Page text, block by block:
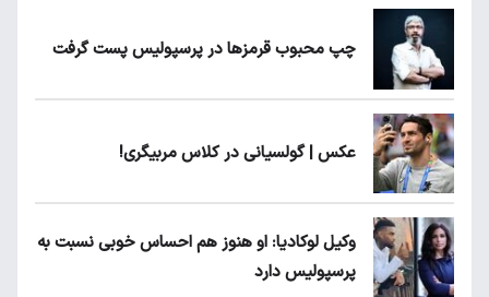
چپ محبوب قرمزها در پرسپولیس پست گرفت
عکس | گولسیانی در کلاس مربیگری!
وکیل لوکادیا: او هنوز هم احساس خوبی نسبت به
پرسپولیس دارد